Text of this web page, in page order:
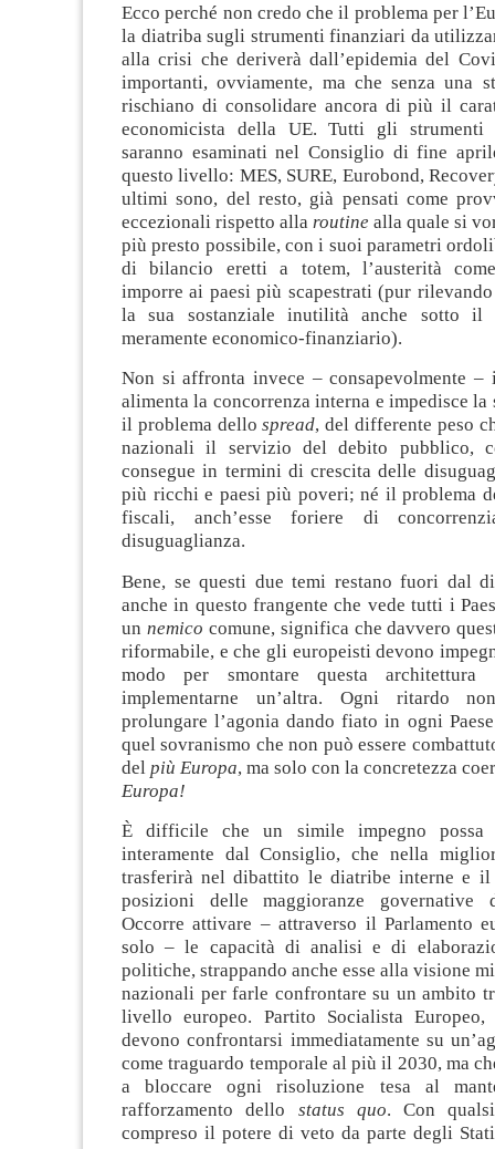
Ecco perché non credo che il problema per
la diatriba sugli strumenti finanziari da
alla crisi che deriverà dall’epidemia del
importanti, ovviamente, ma che senza una
rischiano di consolidare ancora di più il
economicista della UE. Tutti gli strumenti
saranno esaminati nel Consiglio di fine
questo livello: MES, SURE, Eurobond,
ultimi sono, del resto, già pensati come
eccezionali rispetto alla routine alla quale si
più presto possibile, con i suoi parametri
di bilancio eretti a totem, l’austerità
imporre ai paesi più scapestrati (pur rilevando
la sua sostanziale inutilità anche sotto
meramente economico-finanziario).
Non si affronta invece – consapevolmente –
alimenta la concorrenza interna e impedisce
il problema dellospread, del differente peso
nazionali il servizio del debito pubblico,
consegue in termini di crescita delle
più ricchi e paesi più poveri; né il problema
fiscali, anch’esse foriere di
disuguaglianza.
Bene, se questi due temi restano fuori dal
anche in questo frangente che vede tutti i
un nemico comune, significa che davvero
riformabile, e che gli europeisti devono
modo per smontare questa architettura
implementarne un’altra. Ogni ritardo
prolungare l’agonia dando fiato in ogni
quel sovranismo che non può essere
del più Europa, ma solo con la concretezza
Europa!
È difficile che un simile impegno possa
interamente dal Consiglio, che nella
trasferirà nel dibattito le diatribe interne e il
posizioni delle maggioranze governative
Occorre attivare – attraverso il Parlamento
solo – le capacità di analisi e di
politiche, strappando anche esse alla visione
nazionali per farle confrontare su un ambito
livello europeo. Partito Socialista Europeo,
devono confrontarsi immediatamente su
come traguardo temporale al più il 2030, ma
a bloccare ogni risoluzione tesa al
rafforzamento dello status quo. Con
compreso il potere di veto da parte degli